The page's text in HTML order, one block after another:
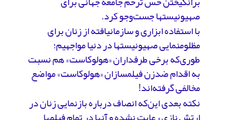
صهیونیست­ها جست‌وجو کرد.
با استفاده ابزاری و سازمان­یافته از زنان برای
مظلوم­نمایی صهیونیست­ها در دنیا مواجهیم؛
طوری‌که برخی طرفداران «هولوکاست» هم نسبت
به اقدام ضدزن فیلم­سازان «هولوکاست» مواضع
مخالفی گرفته‌اند!
نکته بعدی این‌که انصاف درباره بازنمایی زنان در